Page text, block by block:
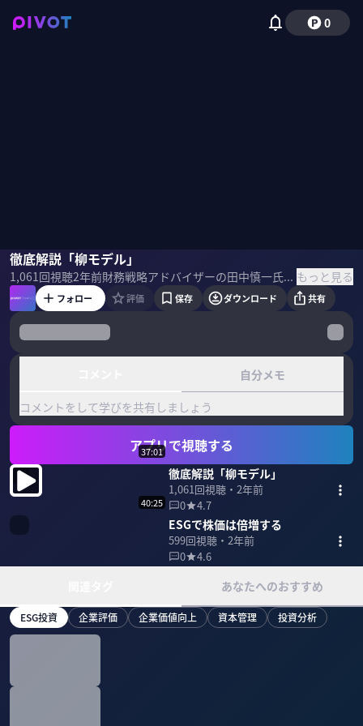
0
徹底解説「柳モデル」
1,061回視聴2年前 財務戦略アドバイザーの田中慎一氏をホストに、ビジネスパーソンに不可欠なファイナンスの最先端のテーマを扱う『PIVOT FINANCE』。今回はESGと企業価値をつなぐ「柳モデル」について、柳良平氏に話を聞いた。 ＜ゲスト＞ 柳良平｜元エーザイCFO 銀行支店長、メーカーIR・財務部長、UBS証券エグゼクティブディレクター、エーザイ専務執行役CFO等を経験。早稲田大学会計研究科客員教授として10年以上大学院で教鞭を執る。2017年度早稲田大学Teaching Award総長賞受賞。2022年9月より早稲田大学会計ESG講座の共同責任者を務める。 田中慎一｜インテグリティ代表／財務戦略アドバイザー 慶応義塾大学経済学部卒業後、監査法人太田昭和センチュリー、大和証券SMBC、UBS証券等を経て現職。監査法人、投資銀行を通じて会計監査、IPO支援、デューデリジェンス、M&A・事業再生・資金調達に関するアドバイザリー業務に従事。現在は、アドバイザリーサービスに加えて、買収後の企業変革、ターンアラウンドマネージャーとして買収先企業の再建にも取り組む。 ＜目次＞ もっと見る
柳良平田中慎一佐々木紀彦
フォロー 評価 保存 ダウンロード 共有
自分メモ
コメントをして学びを共有しましょう
アプリで視聴する
37:01
徹底解説「柳モデル」
1,061回視聴・ 2年前
0
4.7
40:25
ESGで株価は倍増する
599回視聴・ 2年前
0
4.6
あなたへのおすすめ
ESG投資 企業評価 企業価値向上 資本管理 投資分析